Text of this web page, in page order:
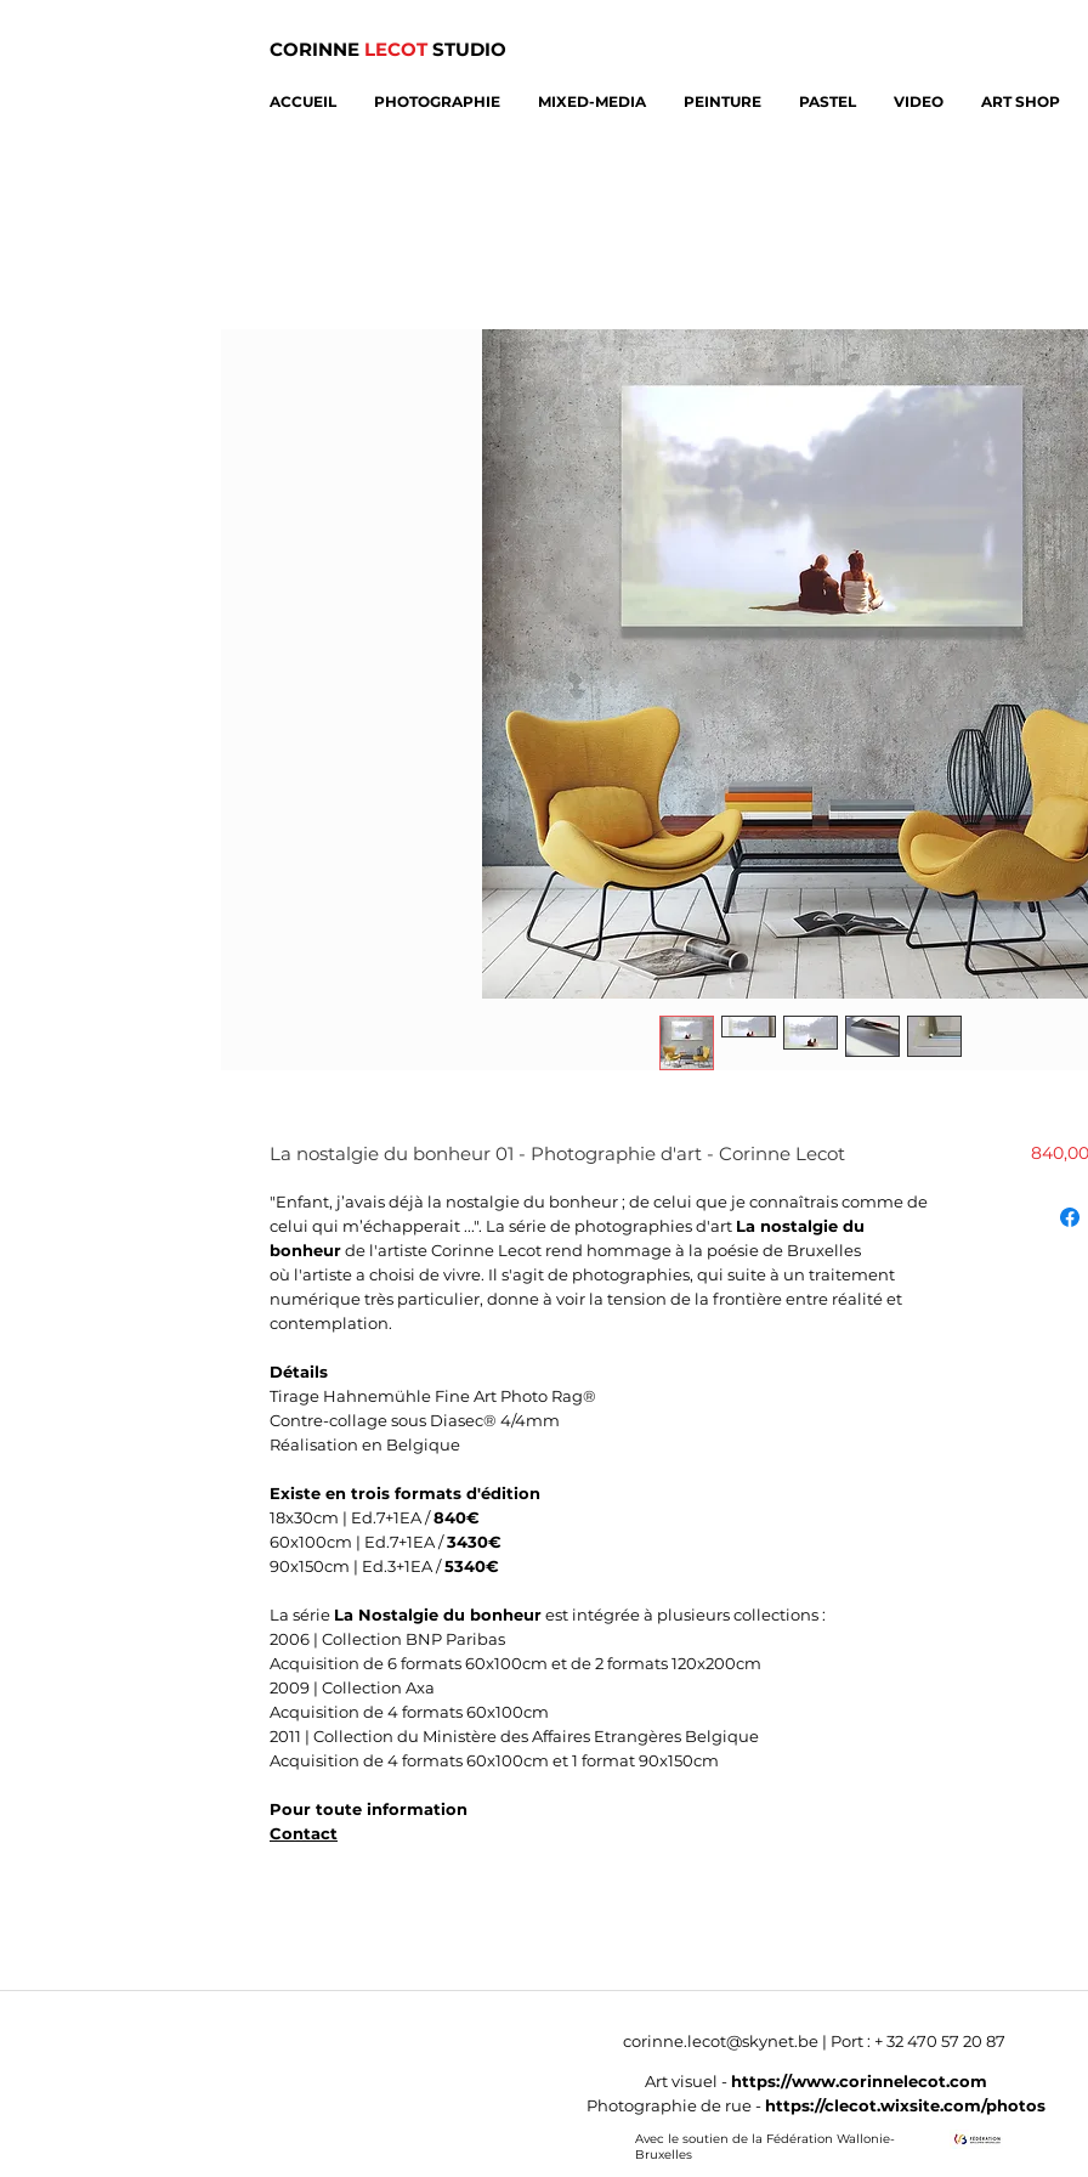
CORINNE LECOTSTUDIO
ACCUEIL PHOTOGRAPHIE MIXED-MEDIA PEINTURE PASTEL VIDEO ART SHOP
La nostalgie du bonheur 01 - Photographie d'art - Corinne Lecot
"Enfant, j’avais déjà la nostalgie du bonheur ; de celui que je connaîtrais comme de
celui qui m’échapperait ...". La série de photographies d'art La nostalgie du
bonheurde l'artiste Corinne Lecot rend hommage à la poésie de Bruxelles
où l'artiste a choisi de vivre. Il s'agit de photographies, qui suite à un traitement
numérique très particulier, donne à voir la tension de la frontière entre réalité et
contemplation.
Détails
Tirage Hahnemühle Fine Art Photo Rag®
Contre-collage sous Diasec® 4/4mm
Réalisation en Belgique
Existe en trois formats d'édition
18x30cm | Ed.7+1EA /840€
60x100cm | Ed.7+1EA /3430€
90x150cm | Ed.3+1EA /5340€
La série La Nostalgie du bonheurest intégrée à plusieurs collections :
2006 | Collection BNP Paribas
Acquisition de 6 formats 60x100cm et de 2 formats 120x200cm
2009 | Collection Axa
Acquisition de 4 formats 60x100cm
2011 | Collection du Ministère des Affaires Etrangères Belgique
Acquisition de 4 formats 60x100cm et 1 format 90x150cm
Pour toute information
Contact
corinne.lecot@skynet.be | Port : + 32 470 57 20 87
Art visuel - https://www.corinnelecot.com
Photographie de rue - https://clecot.wixsite.com/photos
Avec le soutien de la Fédération Wallonie-
Bruxelles